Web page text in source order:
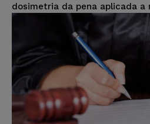
dosimetria da pena aplicada a